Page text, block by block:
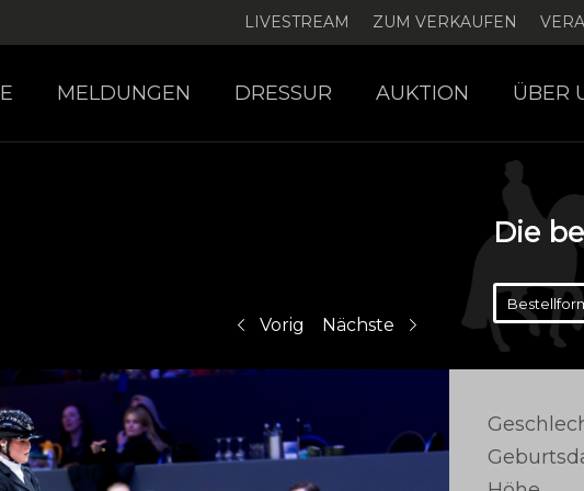
LIVESTREAM ZUM VERKAUFEN
MELDUNGEN DRESSUR AUKTION ÜBER
Nächste
Vorig
Die